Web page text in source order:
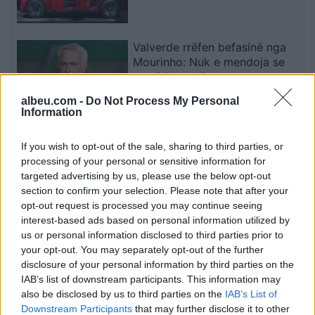
albeu.com - Do Not Process My Personal
Information
If you wish to opt-out of the sale, sharing to third parties, or
processing of your personal or sensitive information for
targeted advertising by us, please use the below opt-out
section to confirm your selection. Please note that after your
opt-out request is processed you may continue seeing
interest-based ads based on personal information utilized by
us or personal information disclosed to third parties prior to
your opt-out. You may separately opt-out of the further
disclosure of your personal information by third parties on the
IAB’s list of downstream participants. This information may
also be disclosed by us to third parties on the IAB’s List of
Downstream Participants that may further disclose it to other
Valverde rrëfen befasinë nga
Mourinho: Nuk e mendoja se
do të ishte kështu
ndezi zjarr për të djegur barin
dhe flakët u përhapën drejt
malit